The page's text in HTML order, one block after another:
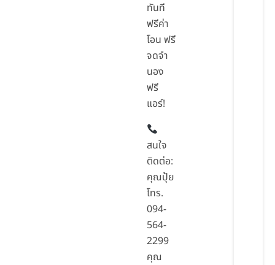
ทันที
ฟรีค่า
โอน ฟรี
จดจำ
นอง
ฟรี
แอร์!
สนใจ
ติดต่อ:
คุณปุ้ย
โทร.
094-
564-
2299
คุณ